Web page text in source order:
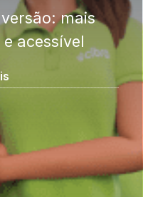
mais
acessível